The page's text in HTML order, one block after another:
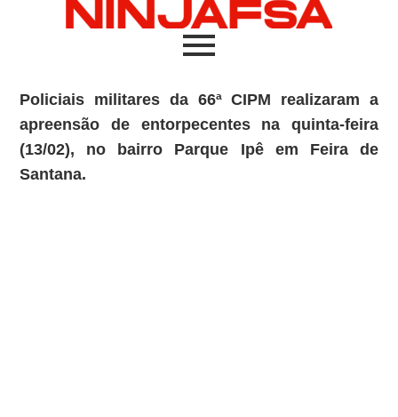
Policiais militares da 66ª CIPM realizaram a
apreensão de entorpecentes na quinta-feira
(13/02), no bairro Parque Ipê em Feira de
Santana.